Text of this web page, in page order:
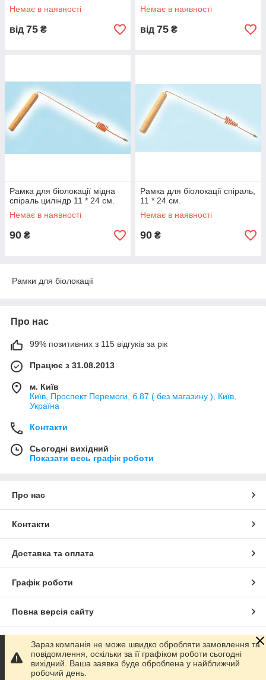
Немає в наявності
від 75 ₴
Немає в наявності
від 75 ₴
Рамка для біолокації мідна
спіраль циліндр 11 * 24 см.
Немає в наявності
90 ₴
Рамка для біолокації спіраль,
11 * 24 см.
Немає в наявності
90 ₴
Рамки для біолокації
Про нас
99% позитивних з 115 відгуків за рік
Працює з 31.08.2013
м. Київ
Київ, Проспект Перемоги, б.87 ( без магазину ), Київ,
Україна
Контакти
Сьогодні вихідний
Показати весь графік роботи
Про нас
Контакти
Доставка та оплата
Графік роботи
Повна версія сайту
Сайт створено на маркетплейсі Prom.ua
Політика конфіденційності
Зараз компанія не може швидко обробляти замовлення та
повідомлення, оскільки за її графіком роботи сьогодні
вихідний. Ваша заявка буде оброблена у найближчий
робочий день.